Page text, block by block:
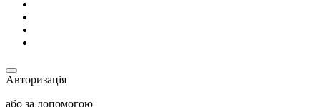
Авторизація
або за допомогою